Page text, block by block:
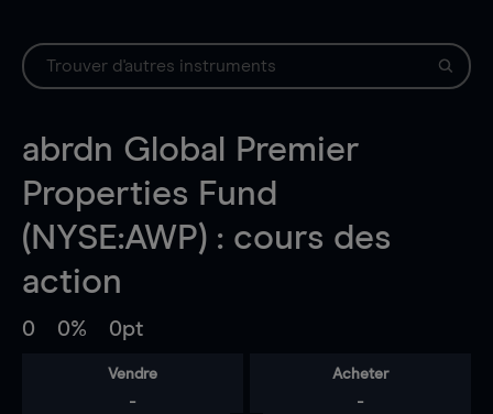
abrdn Global Premier
Properties Fund
(NYSE:AWP) : cours des
action
0 0% 0pt
Vendre
-
Acheter
-